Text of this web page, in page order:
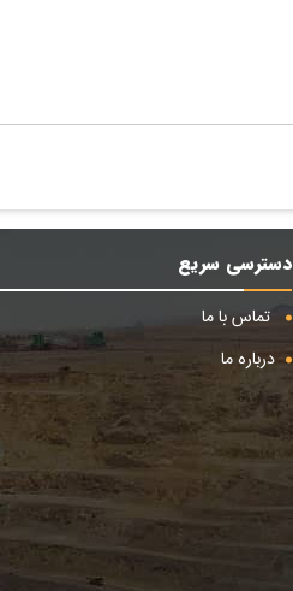
دسترسی سریع
تماس با ما
درباره ما